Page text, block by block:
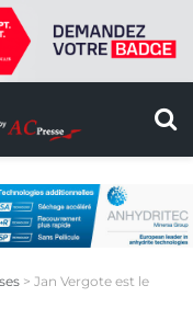
> Jan Vergote est le